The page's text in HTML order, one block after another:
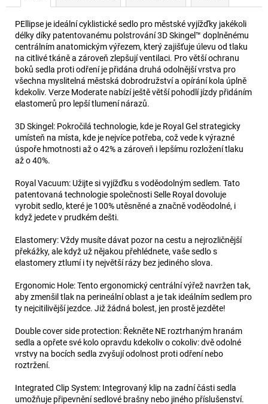
PEllipse je ideální cyklistické sedlo pro městské vyjížďky jakékoli
délky díky patentovanému polstrování 3D Skingel™ doplněnému
centrálním anatomickým výřezem, který zajišťuje úlevu od tlaku
na citlivé tkáně a zároveň zlepšují ventilaci. Pro větší ochranu
boků sedla proti odření je přidána druhá odolnější vrstva pro
všechna myslitelná městská dobrodružství a opírání kola úplně
kdekoliv. Verze Moderate nabízí ještě větší pohodlí jízdy přidáním
elastomerů pro lepší tlumení nárazů.
3D Skingel: Pokročilá technologie, kde je Royal Gel strategicky
umísteň na místa, kde je nejvíce potřeba, což vede k výrazné
úspoře hmotnosti až o 42% a zároveň i lepšímu rozložení tlaku
až o 40%.
Royal Vacuum: Užijte si vyjížďku s voděodolným sedlem. Tato
patentovaná technologie společnosti Selle Royal dovoluje
vyrobit sedlo, které je 100% utěsněné a značně voděodolné, i
když jedete v prudkém dešti.
Elastomery: Vždy musíte dávat pozor na cestu a nejrozličnější
překážky, ale když už nějakou přehlédnete, vaše sedlo s
elastomery ztlumí i ty největší rázy bez jediného slova.
Ergonomic Hole: Tento ergonomický centrální výřež navržen tak,
aby zmenšil tlak na perineální oblast a je tak ideálním sedlem pro
ty nejcitilivější jezdce. Již žádná bolest, jen prostě jezděte!
Double cover side protection: Řekněte NE roztrhaným hranám
sedla a opřete své kolo opravdu kdekoliv o cokoliv: dvě odolné
vrstvy na bocích sedla zvyšují odolnost proti odření nebo
roztržení.
Integrated Clip System: Integrovaný klip na zadní části sedla
umožňuje připevnění sedlové brašny nebo jiného příslušenství.